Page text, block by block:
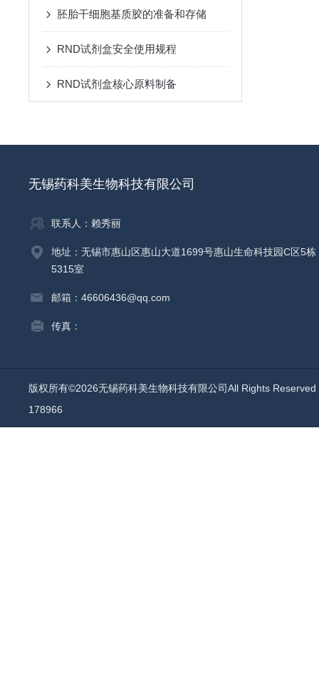
胚胎干细胞基质胶的准备和存储
RND试剂盒安全使用规程
RND试剂盒核心原料制备
无锡药科美生物科技有限公司
联系人：赖秀丽
地址：无锡市惠山区惠山大道1699号惠山生命科技园C区5栋
5315室
邮箱：46606436@qq.com
传真：
版权所有©2026无锡药科美生物科技有限公司All Rights
178966